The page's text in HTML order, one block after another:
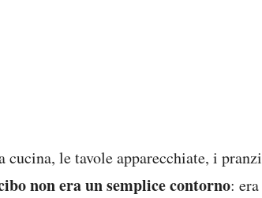
cucina, le tavole apparecchiate, i pranzi
non era un semplice contorno: